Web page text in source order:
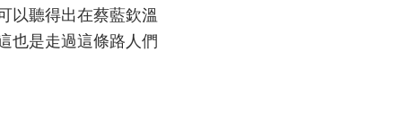
以聽得出在蔡藍欽溫
也是走過這條路人們